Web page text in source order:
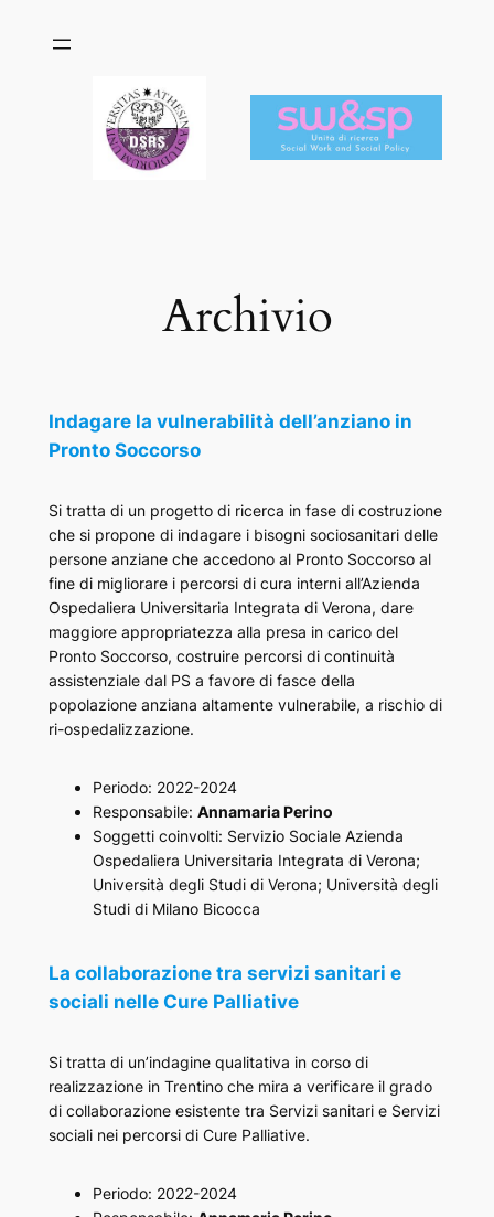
Archivio
Indagare la vulnerabilità dell’anziano in
Pronto Soccorso
Si tratta di un progetto di ricerca in fase di costruzione
che si propone di indagare i bisogni sociosanitari delle
persone anziane che accedono al Pronto Soccorso al
fine di migliorare i percorsi di cura interni all’Azienda
Ospedaliera Universitaria Integrata di Verona, dare
maggiore appropriatezza alla presa in carico del
Pronto Soccorso, costruire percorsi di continuità
assistenziale dal PS a favore di fasce della
popolazione anziana altamente vulnerabile, a rischio di
ri-ospedalizzazione.
Periodo: 2022-2024
Responsabile: Annamaria Perino
Soggetti coinvolti: Servizio Sociale Azienda
Ospedaliera Universitaria Integrata di Verona;
Università degli Studi di Verona; Università degli
Studi di Milano Bicocca
La collaborazione tra servizi sanitari e
sociali nelle Cure Palliative
Si tratta di un’indagine qualitativa in corso di
realizzazione in Trentino che mira a verificare il grado
di collaborazione esistente tra Servizi sanitari e Servizi
sociali nei percorsi di Cure Palliative.
Periodo: 2022-2024